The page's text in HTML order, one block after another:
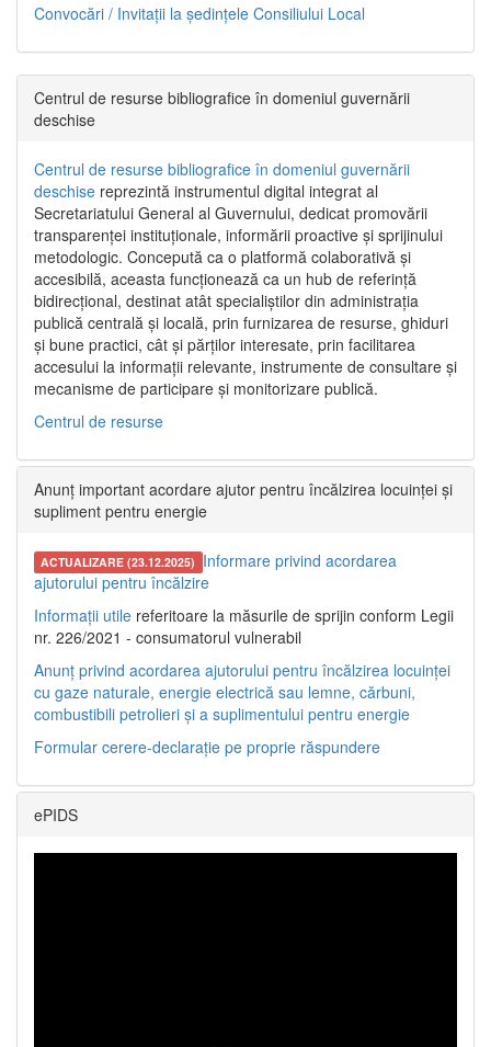
Convocări / Invitaţii la şedinţele Consiliului Local
Centrul de resurse bibliografice în domeniul guvernării
deschise
Centrul de resurse bibliografice în domeniul guvernării
deschise reprezintă instrumentul digital integrat al
Secretariatului General al Guvernului, dedicat promovării
transparenței instituționale, informării proactive și sprijinului
metodologic. Concepută ca o platformă colaborativă și
accesibilă, aceasta funcționează ca un hub de referință
bidirecțional, destinat atât specialiștilor din administrația
publică centrală și locală, prin furnizarea de resurse, ghiduri
și bune practici, cât și părților interesate, prin facilitarea
accesului la informații relevante, instrumente de consultare și
mecanisme de participare și monitorizare publică.
Centrul de resurse
Anunț important acordare ajutor pentru încălzirea locuinței și
supliment pentru energie
ACTUALIZARE (23.12.2025) Informare privind acordarea
ajutorului pentru încălzire
Informații utile referitoare la măsurile de sprijin conform Legii
nr. 226/2021 - consumatorul vulnerabil
Anunț privind acordarea ajutorului pentru încălzirea locuinței
cu gaze naturale, energie electrică sau lemne, cărbuni,
combustibili petrolieri și a suplimentului pentru energie
Formular cerere-declarație pe proprie răspundere
ePIDS